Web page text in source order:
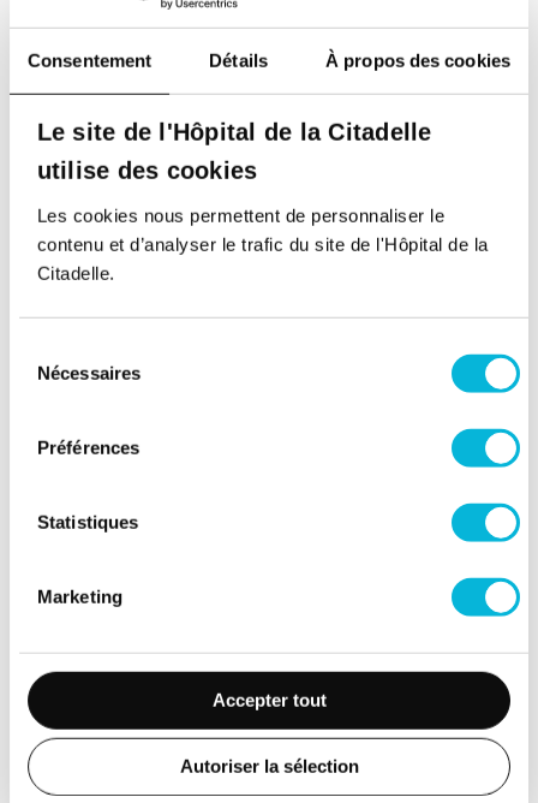
Consentement Détails À propos des cookies
Le site de l'Hôpital de la Citadelle
utilise des cookies
Les cookies nous permettent de personnaliser le
contenu et d’analyser le trafic du site de l'Hôpital de la
Citadelle.
Nécessaires
Préférences
Statistiques
Marketing
Accepter tout
Autoriser la sélection
Service d'Imagerie médicale
Contacter le service
Retour à tous nos spécialistes
Soutenez notre Fondation
financer des projets qui améliorent
directement le bien-être des patients et
Découvrir la Fondation
Espace Patient